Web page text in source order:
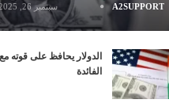
A2SUPPORT سبتمبر 26, 2025
الدولار يحافظ على قوته
الفائدة